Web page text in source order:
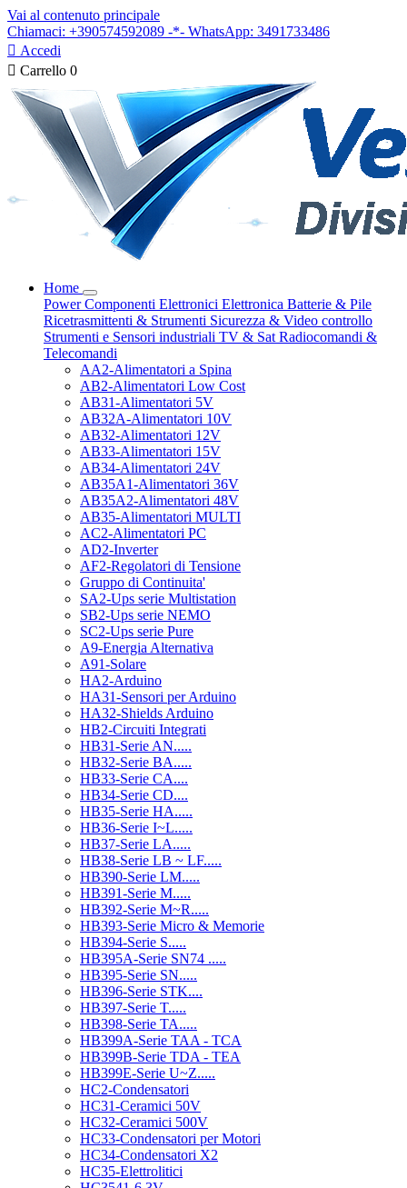
Vai al contenuto principale
Chiamaci: +390574592089 -*- WhatsApp: 3491733486
 Accedi
 Carrello 0
Home
PowerComponenti Elettronici Elettronica Batterie & Pile
Ricetrasmittenti & Strumenti Sicurezza & Video controllo
Strumenti e Sensori industriali TV & Sat Radiocomandi &
Telecomandi
AA2-Alimentatori a Spina
AB2-Alimentatori Low Cost
AB31-Alimentatori 5V
AB32A-Alimentatori 10V
AB32-Alimentatori 12V
AB33-Alimentatori 15V
AB34-Alimentatori 24V
AB35A1-Alimentatori 36V
AB35A2-Alimentatori 48V
AB35-Alimentatori MULTI
AC2-Alimentatori PC
AD2-Inverter
AF2-Regolatori di Tensione
Gruppo di Continuita'
SA2-Ups serie Multistation
SB2-Ups serie NEMO
SC2-Ups serie Pure
A9-Energia Alternativa
A91-Solare
HA2-Arduino
HA31-Sensori per Arduino
HA32-Shields Arduino
HB2-Circuiti Integrati
HB31-Serie AN.....
HB32-Serie BA.....
HB33-Serie CA....
HB34-Serie CD....
HB35-Serie HA.....
HB36-Serie I~L.....
HB37-Serie LA.....
HB38-Serie LB ~ LF.....
HB390-Serie LM.....
HB391-Serie M.....
HB392-Serie M~R.....
HB393-Serie Micro & Memorie
HB394-Serie S.....
HB395A-Serie SN74 .....
HB395-Serie SN.....
HB396-Serie STK....
HB397-Serie T.....
HB398-Serie TA.....
HB399A-Serie TAA - TCA
HB399B-Serie TDA - TEA
HB399E-Serie U~Z.....
HC2-Condensatori
HC31-Ceramici 50V
HC32-Ceramici 500V
HC33-Condensatori per Motori
HC34-Condensatori X2
HC35-Elettrolitici